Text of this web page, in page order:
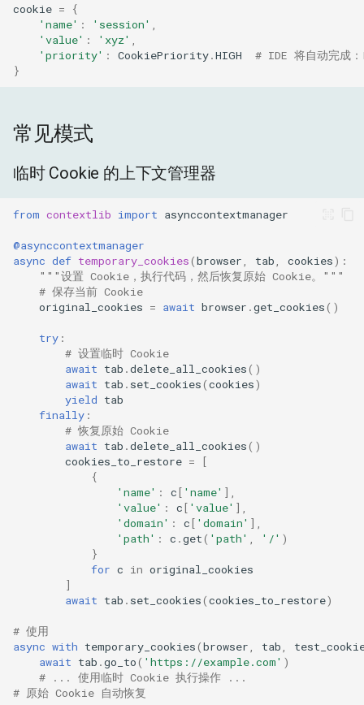
cookie =
{
'name' : 'session' ,
'value' : 'xyz' ,
'priority' : CookiePriority.HIGH
# IDE 将自动完成：
}
常见模式
临时 Cookie 的上下文管理器
from contextlib import asynccontextmanager
@asynccontextmanager
async def temporary_cookies(browser, tab, cookies):
"""设置 Cookie，执行代码，然后恢复原始 Cookie。"""
# 保存当前 Cookie
original_cookies = await browser .get_cookies()
try :
# 设置临时 Cookie
await tab .delete_all_cookies()
await tab . set_cookies(cookies)
yield tab
finally :
# 恢复原始 Cookie
await tab .delete_all_cookies()
cookies_to_restore =
[
{
'name' : c[ 'name' ],
'value' : c[ 'value' ],
'domain' : c[ 'domain' ],
'path' : c .get( 'path' , '/' )
}
for c in original_cookies
]
await tab . set_cookies(cookies_to_restore)
# 使用
async with temporary_cookies(browser, tab,
await tab .go_to( 'https://example.com' )
# ... 使用临时 Cookie 执行操作 ...
# 原始 Cookie 自动恢复